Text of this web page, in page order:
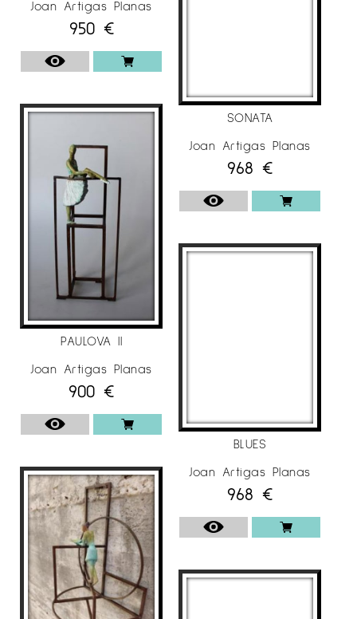
Joan Artigas Planas
950 €
PAULOVA II
Joan Artigas Planas
900 €
SONATA
Joan Artigas Planas
968 €
BLUES
Joan Artigas Planas
968 €